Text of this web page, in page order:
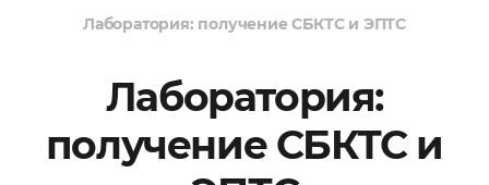
Лаборатория: получение СБКТС и ЭПТС
Лаборатория:
получение СБКТС и